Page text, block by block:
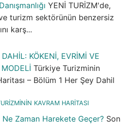
YENİ TURİZM'de,
turizm sektörünün benzersiz
karş...
KÖKENİ, EVRİMİ VE
Türkiye Turizminin
– Bölüm 1 Her Şey Dahil
KAVRAM HARİTASI
Ne Zaman Harekete Geçer? Son